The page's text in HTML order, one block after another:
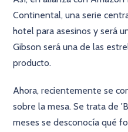
Continental, una serie
hotel para asesinos y será
Gibson será una de las
producto.
Ahora, recientemente se
sobre la mesa. Se trata de
meses se desconocía qué